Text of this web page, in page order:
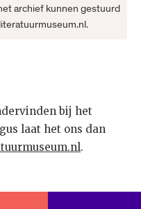
archief kunnen gestuurd
bij het
laat het ons dan
.